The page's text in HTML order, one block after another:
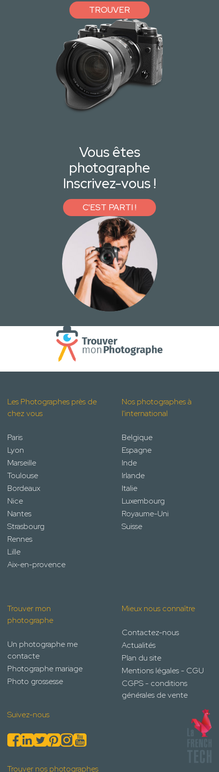
TROUVER
Vous êtes
photographe
Inscrivez-vous !
C'EST PARTI !
Les Photographes près de
chez vous
Paris
Lyon
Marseille
Toulouse
Bordeaux
Nice
Nantes
Strasbourg
Rennes
Lille
Aix-en-provence
Nos photographes à
l'international
Belgique
Espagne
Inde
Irlande
Italie
Luxembourg
Royaume-Uni
Suisse
Trouver mon
photographe
Un photographe me
contacte
Photographe mariage
Photo grossesse
Mieux nous connaître
Contactez-nous
Actualités
Plan du site
Mentions légales - CGU
CGPS - conditions
générales de vente
Suivez-nous
Trouver nos photographes